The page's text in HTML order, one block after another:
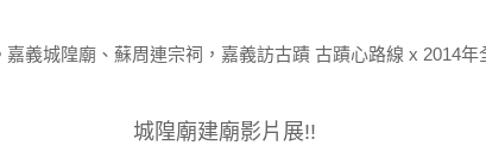
城隍廟建廟影片展!!